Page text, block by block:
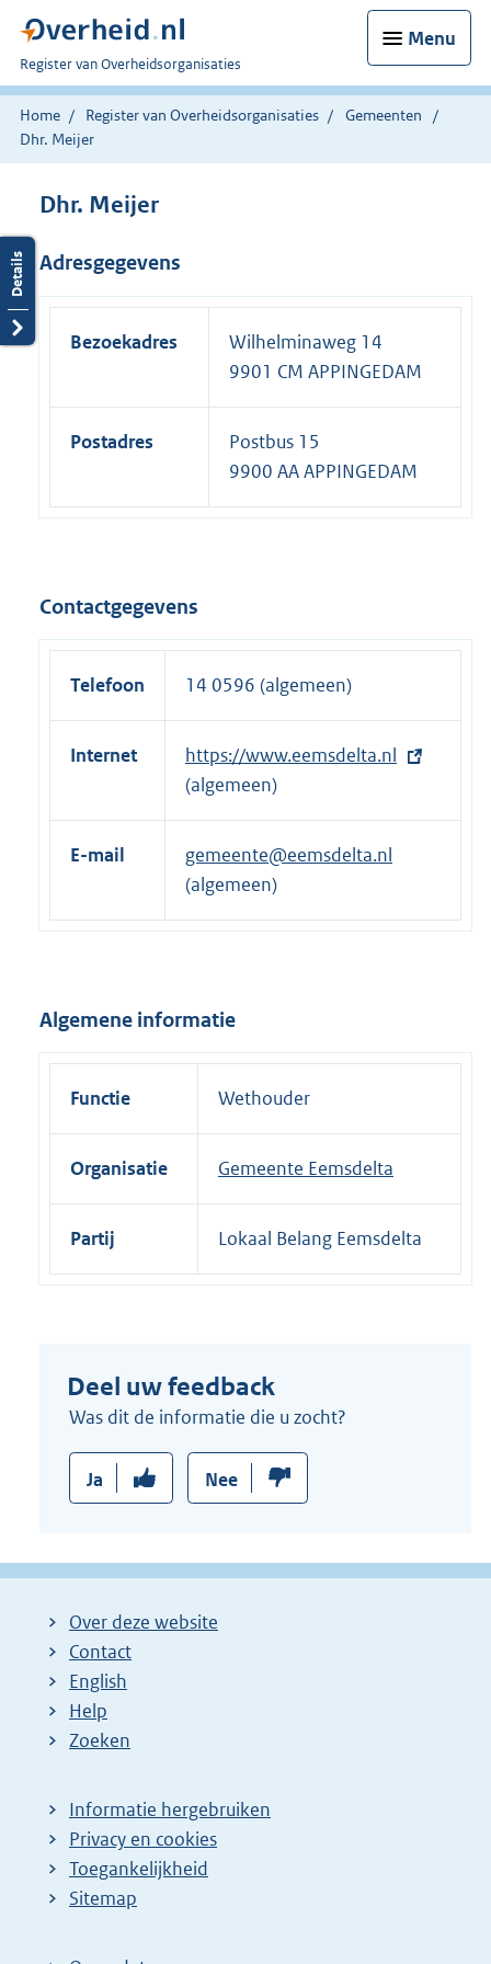
Menu
U
bent
nu
hier:
Register van Overheidsorganisaties
Home Register van Overheidsorganisaties
Gemeenten
Dhr. Meijer
Dhr. Meijer
Adresgegevens
Bezoekadres
Wilhelminaweg 14
9901 CM APPINGEDAM
Postadres
Postbus 15
9900 AA APPINGEDAM
Contactgegevens
Telefoon 14 0596 (algemeen)
Internet
E
x
t
r
e
n
k
https://www.eemsdelta.nl
(algemeen)
E-mail
gemeente@eemsdelta.nl
(algemeen)
Algemene informatie
Functie Wethouder
Organisatie Gemeente Eemsdelta
Partij Lokaal Belang Eemsdelta
Deel uw feedback
Was dit de informatie die u zocht?
Ja Nee
Over deze website
Contact
English
Help
Zoeken
Informatie hergebruiken
Privacy en cookies
Toegankelijkheid
Sitemap